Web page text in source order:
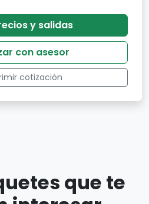
y salidas
con asesor
cotización
que te